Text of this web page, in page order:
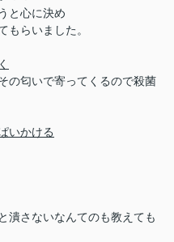
と心に決め
もらいました。
の匂いで寄ってくるので殺菌
いかける
潰さないなんてのも教えても